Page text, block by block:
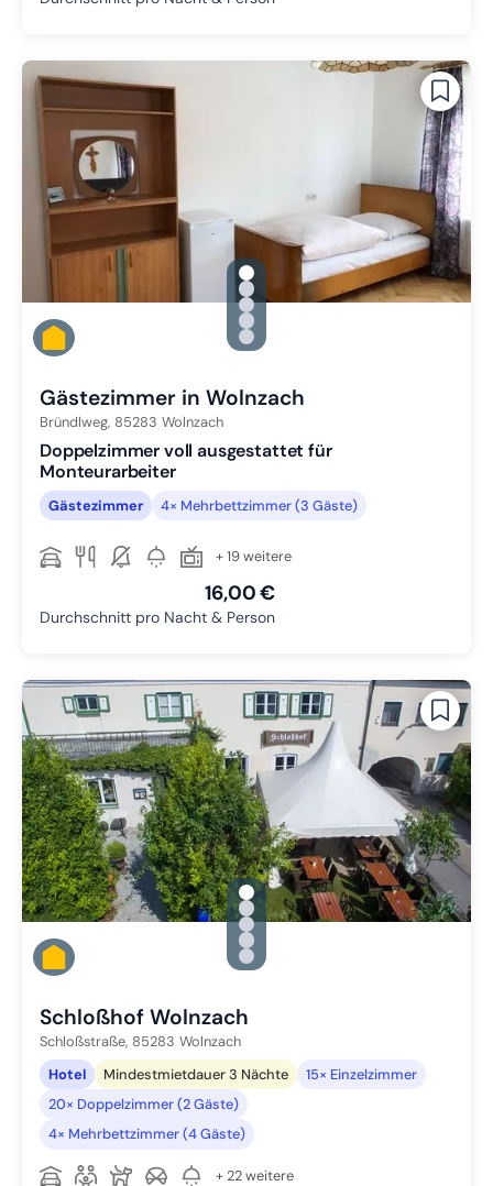
gallery.slide_selector
Zu Slide 1 wechseln
Zu Slide 2 wechseln
Zu Slide 3 wechseln
Zu Slide 4 wechseln
Zu Slide 5 wechseln
Gästezimmer in Wolnzach
Bründlweg, 85283 Wolnzach
Doppelzimmer voll ausgestattet für
Monteurarbeiter
Gästezimmer 4× Mehrbettzimmer (3 Gäste)
+ 19 weitere
16,00 €
Durchschnitt pro Nacht & Person
gallery.slide_selector
Zu Slide 1 wechseln
Zu Slide 2 wechseln
Zu Slide 3 wechseln
Zu Slide 4 wechseln
Zu Slide 5 wechseln
Schloßhof Wolnzach
Schloßstraße, 85283 Wolnzach
Hotel
Mindestmietdauer 3 Nächte
15× Einzelzimmer
20× Doppelzimmer (2 Gäste)
4× Mehrbettzimmer (4 Gäste)
+ 22 weitere